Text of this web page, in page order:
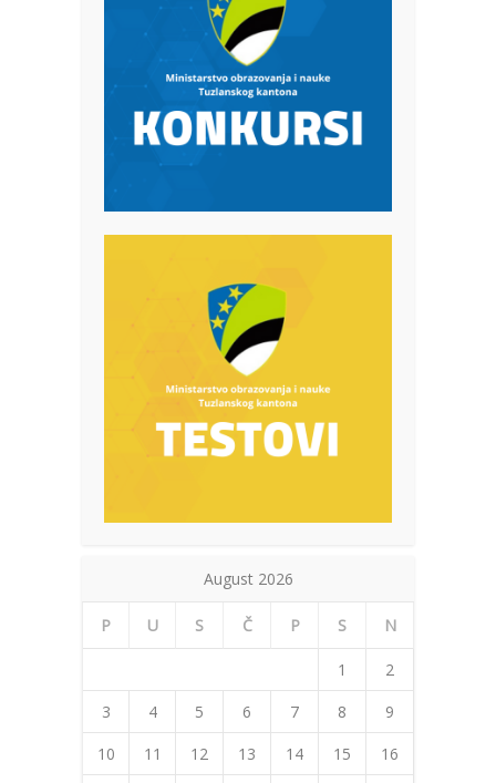
August 2026
P U S Č P S N
1
2
3
4 5 6 7 8
9
10
11 12 13 14 15
16